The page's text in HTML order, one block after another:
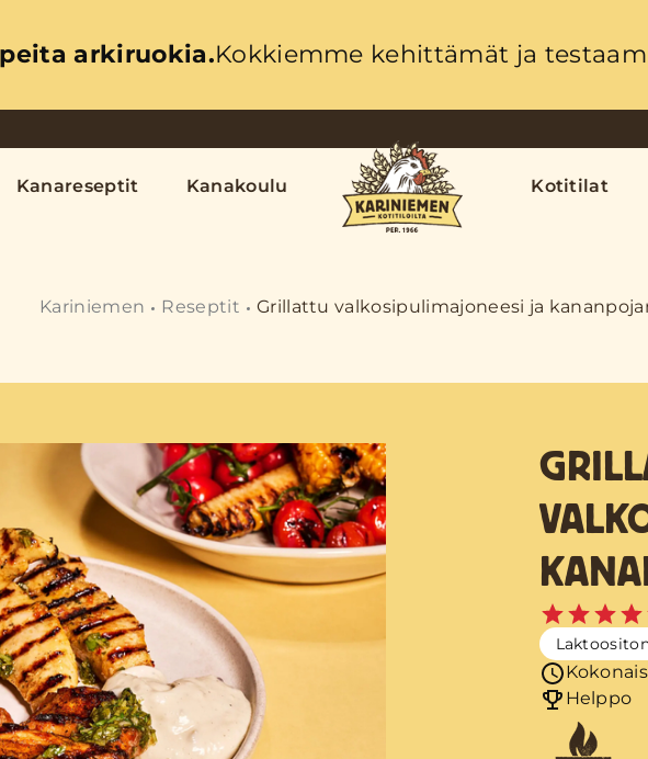
arkiruokia.Kokkiemme kehittämät ja
Kanareseptit Kanakoulu Kotitilat
Kariniemen Reseptit Grillattu valkosipulimajoneesi ja
Helppo